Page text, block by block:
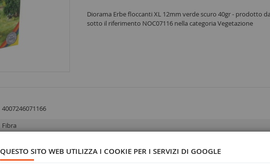
Diorama Erbe floccanti XL 12mm verde scuro 40gr - prodotto
sotto il riferimento NOC07116 nella categoria Vegetazione
4007246071166
Fibra
Nove
QUESTO SITO WEB UTILIZZA I COOKIE PER I SERVIZI DI GOOGLE